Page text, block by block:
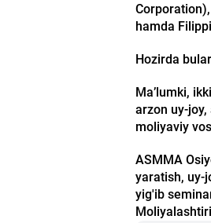
hamda
Hozirda
Ma’lumki,
arzon uy-
moliyaviy
ASMMA
yaratish, uy-
yig'ib